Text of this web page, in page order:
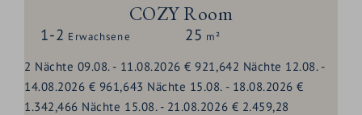
COZY Room
1-2 Erwachsene 25 m²
2 Nächte 09.08.- 11.08.2026 € 921,642 Nächte 12.08.-
14.08.2026 € 961,643 Nächte 15.08.- 18.08.2026 €
1.342,466 Nächte 15.08.- 21.08.2026 € 2.459,28